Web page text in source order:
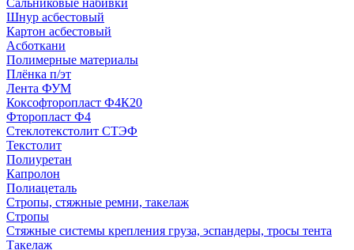
Сальниковые набивки
Шнур асбестовый
Картон асбестовый
Асботкани
Полимерные материалы
Плёнка п/эт
Лента ФУМ
Коксофторопласт Ф4К20
Фторопласт Ф4
Стеклотекстолит СТЭФ
Текстолит
Полиуретан
Капролон
Полиацеталь
Стропы, стяжные ремни, такелаж
Стропы
Стяжные системы крепления груза, эспандеры, тросы тента
Такелаж